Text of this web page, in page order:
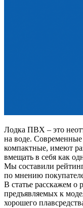
Лодка ПВХ – это
на воде. Современные
компактные, имеют
вмещать в себя как
Мы составили
по мнению
В статье расскажем о
предъявляемых к
хорошего